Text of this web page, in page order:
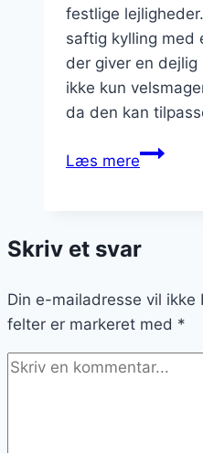
festlige
saftig kylling med
der giver en dejlig
ikke kun
da den kan
Læs mereKylling
festlige
Skriv et svar
Din e-mailadresse vil ikke
felter er markeret med *